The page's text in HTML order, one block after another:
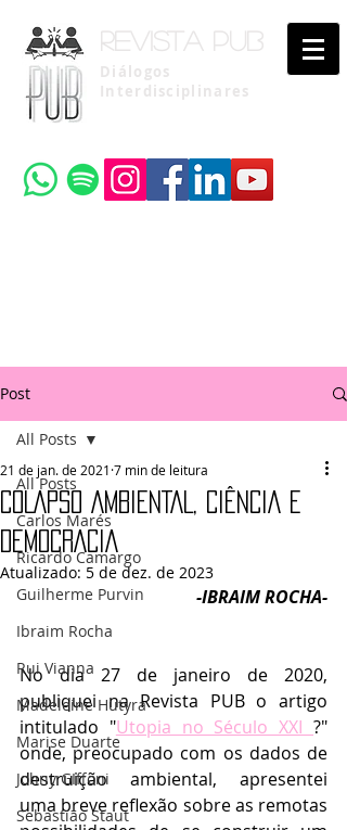
Revista pub
Diálogos
Interdisciplinares
Post
All Posts
Carlos Marés
Ricardo Camargo
Guilherme Purvin
Ibraim Rocha
Rui Vianna
Madeleine Hutyra
Marise Duarte
Johny GIffoni
Sebastião Staut
All Posts
COLAPSO AMBIENTAL, CIÊNCIA E
DEMOCRACIA
21 de jan. de 2021 7 min de leitura
Atualizado: 5 de dez. de 2023
-IBRAIM ROCHA-
No dia 27 de janeiro de 2020,
publiquei na Revista PUB o artigo
intitulado "Utopia no Século XXI ?"
onde, preocupado com os dados de
destruição ambiental, apresentei
uma breve reflexão sobre as remotas